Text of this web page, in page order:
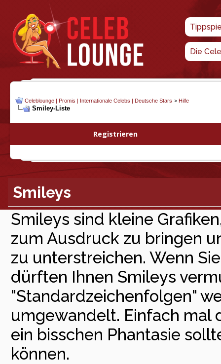
Die
Celeblounge | Promis | Internationale Celebs | Deutsche Stars > Hilfe
Smiley-Liste
Registrieren
Smileys
Smileys sind kleine
zum Ausdruck zu bringen
zu unterstreichen. Wenn
dürften Ihnen Smileys
"Standardzeichenfolgen"
umgewandelt. Einfach mal
ein bisschen Phantasie
können.